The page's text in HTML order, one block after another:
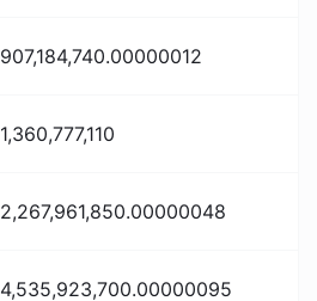
907,184,740.00000012
1,360,777,110
2,267,961,850.00000048
4,535,923,700.00000095